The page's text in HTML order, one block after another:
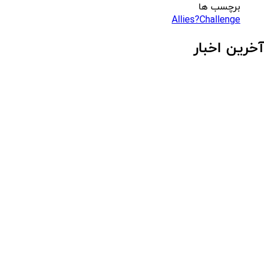
برچسب ها
Allies?Challenge
آخرین اخبار